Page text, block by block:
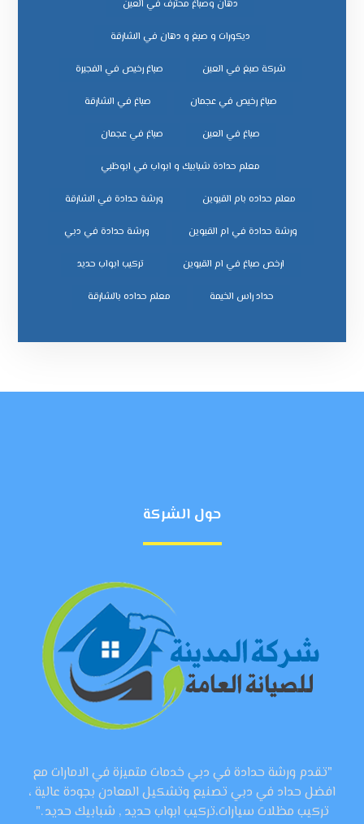
دهان وصباغ محترف في العين
ديكورات و صبغ و دهان في الشارقة
شركة صبغ في العين صباغ رخيص في الفجيرة
صباغ رخيص في عجمان صباغ في الشارقة
صباغ في العين صباغ في عجمان
معلم حدادة شبابيك و ابواب في ابوظبي
معلم حداده بام القيوين ورشة حدادة في الشارقة
ورشة حدادة في ام القيوين ورشة حدادة في دبي
ﺗﺮﻛﻴﺐ اﺑﻮاب ﺣﺪﻳﺪ
ﺣﺪاد راس اﻟﺨﻴﻤﺔ ﻣﻌﻠﻢ ﺣﺪاده ﺑﺎﻟﺸﺎرﻗﺔ
حول الشركة
"تقدم ورشة حدادة في دبي خدمات متميزة في الامارات مع
افضل حداد في دبي تصنيع وتشكيل المعادن بجودة عالية ،
تركيب مظلات سيارات،تركيب ابواب حديد , شبابيك حديد ."